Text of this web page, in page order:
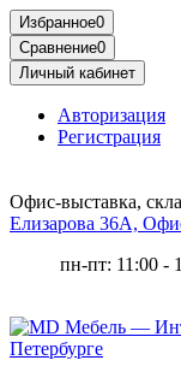
Избранное0
Сравнение0
Личный кабинет
Авторизация
Регистрация
Офис-выставка,
Елизарова 36А,
пн-пт: 11:00 -